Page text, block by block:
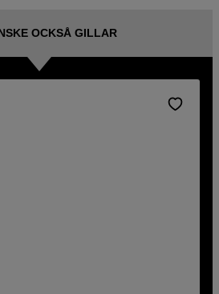
OCKSÅ GILLAR